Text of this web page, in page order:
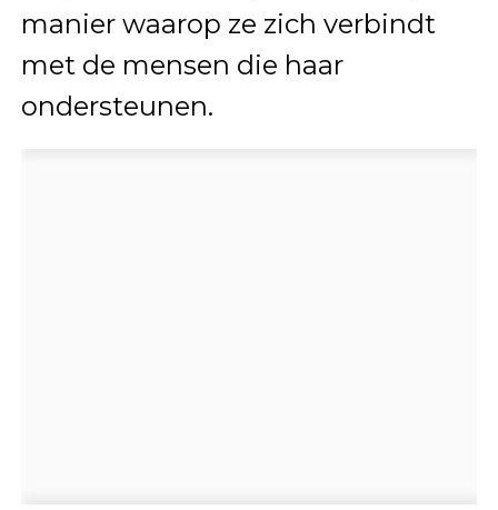
manier waarop ze zich verbindt
met de mensen die haar
ondersteunen.